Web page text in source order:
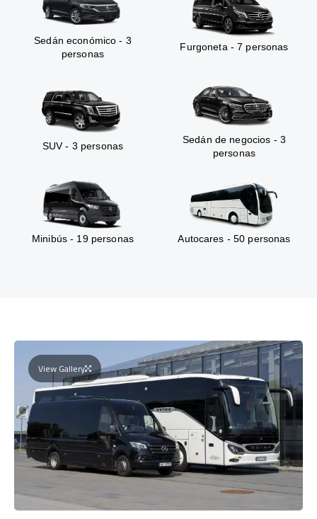
Sedán económico - 3
personas
Furgoneta - 7 personas
SUV - 3 personas
Sedán de negocios - 3
personas
Minibús - 19 personas Autocares - 50 personas
View Gallery